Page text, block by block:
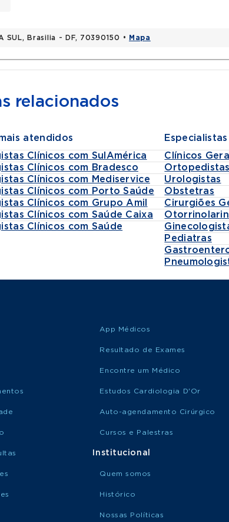
SUL, Brasilia - DF, 70390150 • Mapa
relacionados
atendidos
Clínicos com SulAmérica
Clínicos com Bradesco
Clínicos com Mediservice
Clínicos com Porto Saúde
Clínicos com Grupo Amil
Clínicos com Saúde Caixa
Clínicos com Saúde
Clínicos
Ortopedistas
Urologistas
Obstetras
Cirurgiões
Pediatras
App Médicos
Resultado de Exames
Encontre um Médico
Estudos Cardiologia D'Or
Auto-agendamento Cirúrgico
Cursos e Palestras
Institucional
Quem somos
Histórico
Nossas Políticas